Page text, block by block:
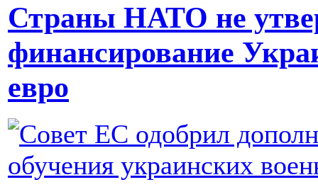
Страны НАТО не
финансирование
евро